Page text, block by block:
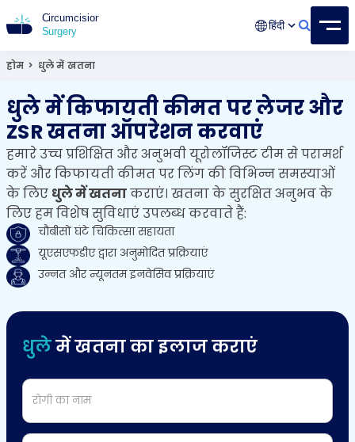
हिंदी
होम > धुले में खतना
धुले में किफायती कीमत पर लेजर और
ZSR खतना ऑपरेशन करवाएं
हमारे उच्च प्रशिक्षित और अनुभवी यूरोलॉजिस्ट टीम से परामर्श
करें और किफायती कीमत पर लिंग की विभिन्न समस्याओं
के लिए धुले में खतनाकराएं। खतना के सुरक्षित अनुभव के
लिए हम विशेष सुविधाएं उपलब्ध करवाते हैं:
चौबीसों घंटे चिकित्सा सहायता
यूएसएफडीए द्वारा अनुमोदित प्रक्रियाएं
उन्नत और न्यूनतम इनवेसिव प्रक्रियाएं
धुलेमें खतना का इलाज कराएं
रोगी का नाम